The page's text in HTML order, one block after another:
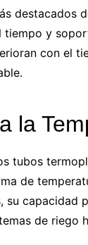
destacados
y
con el
la
tubos
de
su capacidad
de riego